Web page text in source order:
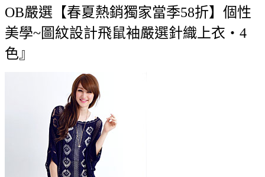
OB嚴選【春夏熱銷獨家當季58折】個性
美學~圖紋設計飛鼠袖嚴選針織上衣‧4
色』